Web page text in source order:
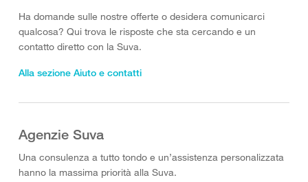
Ha domande sulle nostre offerte o desidera comunicarci
qualcosa? Qui trova le risposte che sta cercando e un
contatto diretto con la Suva.
Alla sezione Aiuto e contatti
Agenzie Suva
Una consulenza a tutto tondo e un’assistenza personalizzata
hanno la massima priorità alla Suva.